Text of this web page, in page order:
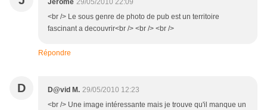
Jerome 29/05/2010 22:09
<br /> Le sous genre de photo de pub est un territoire
fascinant a decouvrir<br /> <br /> <br />
Répondre
D D@vid M. 29/05/2010 12:23
<br /> Une image intéressante mais je trouve qu'il manque un